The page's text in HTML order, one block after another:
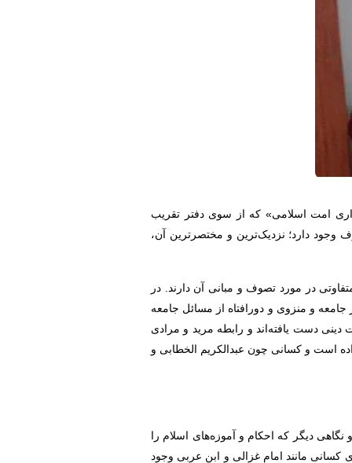
امت اسلامی» که از سوی دفتر تقریب
وجود دارد؛ نزدیک‌ترین و مختصرترین آن،
در مورد تصوف و مبانی آن دارند. در
و منزوی و دورافتاه از مسائل جامعه
دست یافته‌اند و رابطه مرید و مرادی
که درباره مضامین این مرام وجود دارد، به خصوص از ابتدای قرن ۱۹ حوادثی رخ داده است و کسانی چون عبدالکریم الخطابی و
دیگر که احکام و آموزه‌های اسلام را
کسانی مانند امام غزالی و ابن عربی وجود